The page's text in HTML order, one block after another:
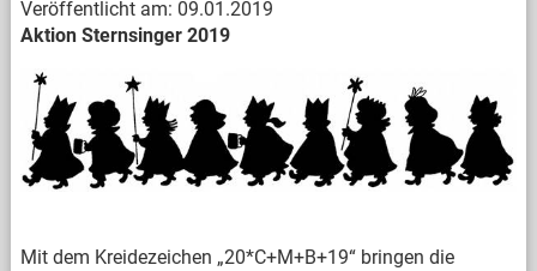
Veröffentlicht am: 09.01.2019
Aktion Sternsinger 2019
Mit dem Kreidezeichen „20*C+M+B+19“ bringen die